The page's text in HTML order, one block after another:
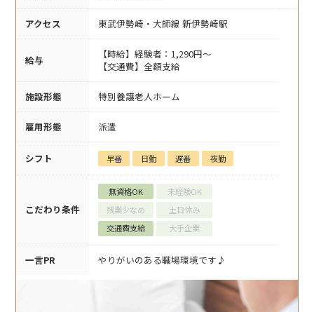
アクセス 東武伊勢崎・大師線 新伊勢崎駅
給与
【時給】経験者：1,290円～
【交通費】全額支給
施設形態 特別養護老人ホーム
雇用形態 派遣
シフト 早番 日勤 遅番 夜勤
こだわり条件
無資格OK
未経験OK
残業少なめ
土日休み
交通費支給
大手企業
一言PR やりがいのある職場環境です♪